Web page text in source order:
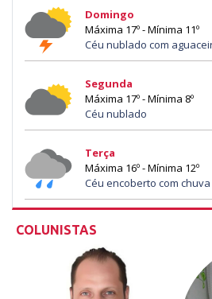
Domingo
Máxima 17º - Mínima 11º
Céu nublado com
Segunda
Máxima 17º - Mínima 8º
Céu nublado
Terça
Máxima 16º - Mínima 12º
Céu encoberto com
COLUNISTAS